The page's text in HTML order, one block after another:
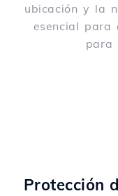
ubicación y la
esencial
para
Protección